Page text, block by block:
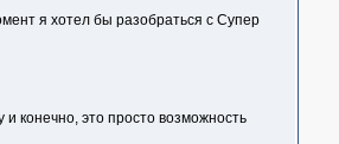
я хотел бы разобраться с Супер
конечно, это просто возможность